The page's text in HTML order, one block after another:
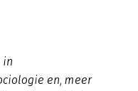
in
en, meer